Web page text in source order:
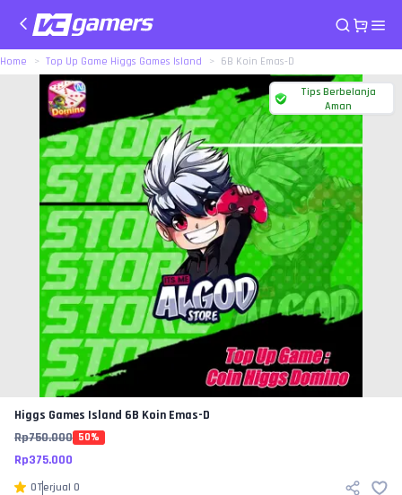
Home Top Up Game Higgs Games Island 6B Koin Emas-D
Tips Berbelanja
Aman
Higgs Games Island 6B Koin Emas-D
Rp750.000 50%
Rp375.000
0Terjual 0